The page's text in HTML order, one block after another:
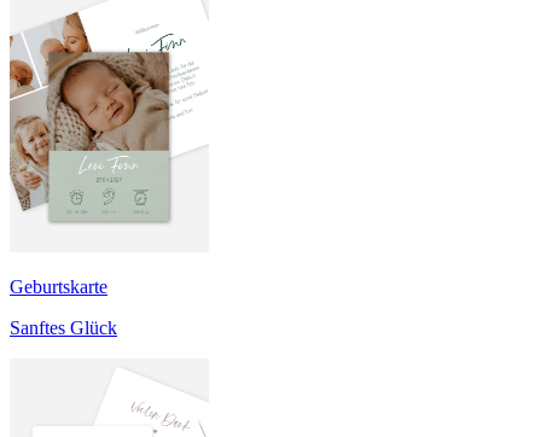
Geburtskarte
Sanftes Glück